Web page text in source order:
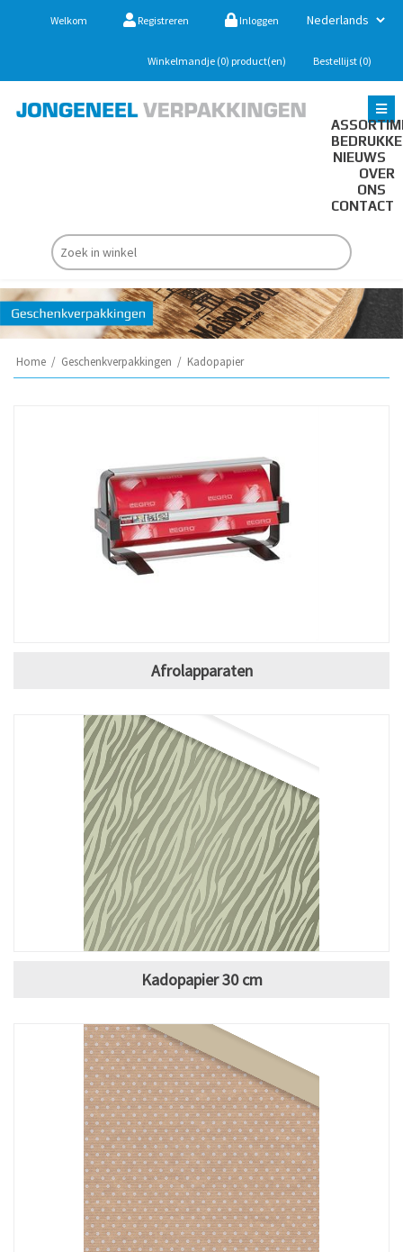
Welkom Registreren Inloggen
Winkelmandje (0) product(en) Bestellijst (0)
NIEUWS
OVER
ONS
CONTACT
Home / Geschenkverpakkingen / Kadopapier
Afrolapparaten
Kadopapier 30 cm